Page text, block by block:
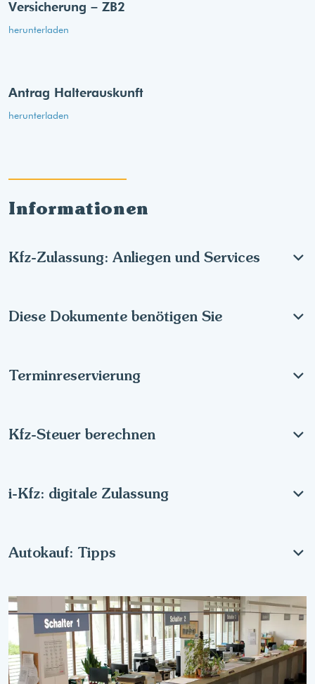
Informationen
Kfz-Zulassung: Anliegen und Services
Diese Dokumente benötigen Sie
Terminreservierung
Kfz-Steuer berechnen
i-Kfz: digitale Zulassung
Autokauf: Tipps
Versicherung – ZB2
herunterladen
Antrag Halterauskunft
herunterladen